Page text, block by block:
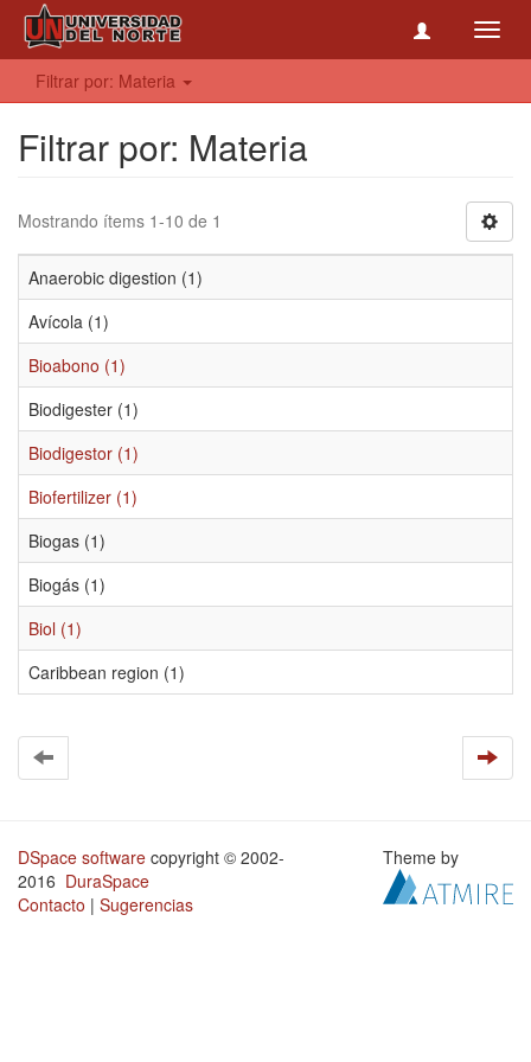
Filtrar por: Materia
Filtrar por: Materia
Mostrando ítems 1-10 de 1
Anaerobic digestion (1)
Avícola (1)
Bioabono (1)
Biodigester (1)
Biodigestor (1)
Biofertilizer (1)
Biogas (1)
Biogás (1)
Biol (1)
Caribbean region (1)
DSpace software copyright © 2002-
2016 DuraSpace
Contacto | Sugerencias
Theme by